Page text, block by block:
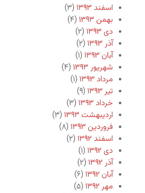
اسفند ۱۳۹۳
(۳)
بهمن ۱۳۹۳
(۴)
دی ۱۳۹۳
(۲)
آذر ۱۳۹۳
(۲)
آبان ۱۳۹۳
(۱)
شهریور ۱۳۹۳
(۴)
مرداد ۱۳۹۳
(۱)
تیر ۱۳۹۳
(۹)
خرداد ۱۳۹۳
(۳)
اردیبهشت ۱۳۹۳
(۳)
فروردین ۱۳۹۳
(۸)
اسفند ۱۳۹۲
(۲)
دی ۱۳۹۲
(۱)
آذر ۱۳۹۲
(۲)
آبان ۱۳۹۲
(۶)
مهر ۱۳۹۲
(۵)